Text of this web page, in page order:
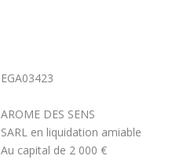
EGA03423
AROME DES SENS
SARL en liquidation amiable
Au capital de 2 000 €